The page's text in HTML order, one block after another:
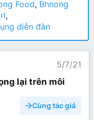
Food, Bhnong
,
diễn đàn
5/7/21
lại trên môi
Cùng tác giả